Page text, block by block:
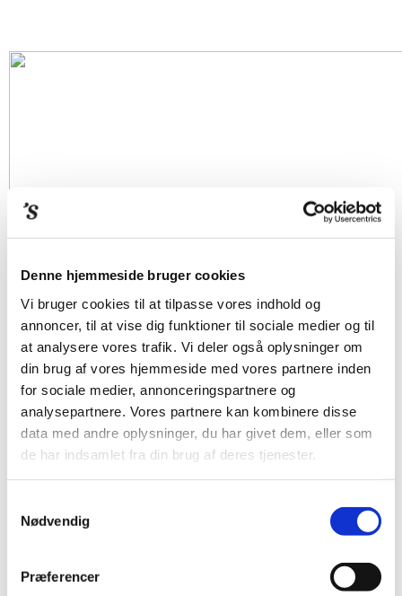
Denne hjemmeside bruger cookies
Vi bruger cookies til at tilpasse vores indhold og
annoncer, til at vise dig funktioner til sociale medier og til
at analysere vores trafik. Vi deler også oplysninger om
din brug af vores hjemmeside med vores partnere inden
for sociale medier, annonceringspartnere og
analysepartnere. Vores partnere kan kombinere disse
data med andre oplysninger, du har givet dem, eller som
de har indsamlet fra din brug af deres tjenester.
Nødvendig
Præferencer